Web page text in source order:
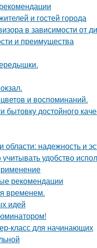
и гостей города
в зависимости от
и преимущества
и воспоминаний.
бытовку достойного
надежность и
удобство
рекомендации
временем.
идей
класс для начинающих